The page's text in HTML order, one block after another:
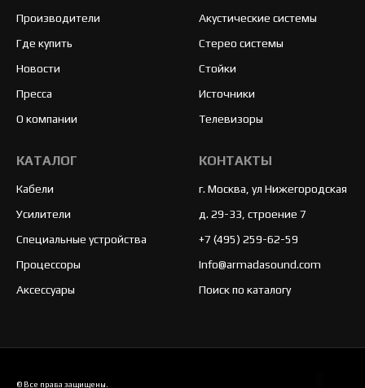
Производители
Где купить
Новости
Пресса
О компании
Акустические системы
Стерео системы
Стойки
Источники
Телевизоры
КАТАЛОГ
Кабели
Усилители
Специальные устройства
Процессоры
Аксессуары
КОНТАКТЫ
г. Москва, ул Нижегородская
д. 29-33, строение 7
+7 (495) 259-62-59
Info@armadasound.com
Поиск по каталогу
© Все права защищены.